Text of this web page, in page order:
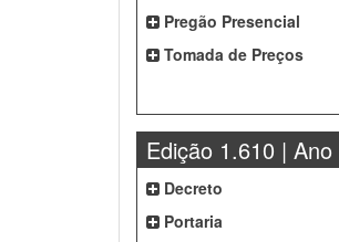
Pregão Presencial
Tomada de Preços
Edição 1.610 | Ano
Decreto
Portaria